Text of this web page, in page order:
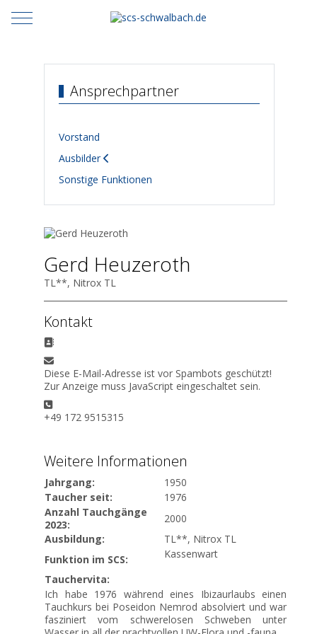
Mobile Menu Toggle
Ansprechpartner
Vorstand
Ausbilder
Sonstige Funktionen
Gerd Heuzeroth
TL**, Nitrox TL
Kontakt
Adresse:
E-Mail:
Diese E-Mail-Adresse ist vor Spambots geschützt!
Zur Anzeige muss JavaScript eingeschaltet sein.
Telefon:
+49 172 9515315
Weitere Informationen
Jahrgang:
1950
Taucher seit:
1976
Anzahl Tauchgänge
2023:
2000
Ausbildung:
TL**, Nitrox TL
Funktion im SCS:
Kassenwart
Tauchervita:
Ich habe 1976 während eines Ibizaurlaubs einen
Tauchkurs bei Poseidon Nemrod absolviert und war
fasziniert vom schwerelosen Schweben unter